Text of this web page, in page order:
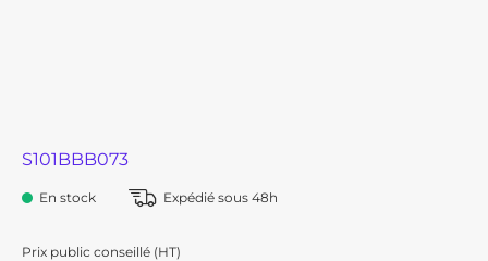
S101BBB073
En stock Expédié sous 48h
Prix public conseillé (HT)